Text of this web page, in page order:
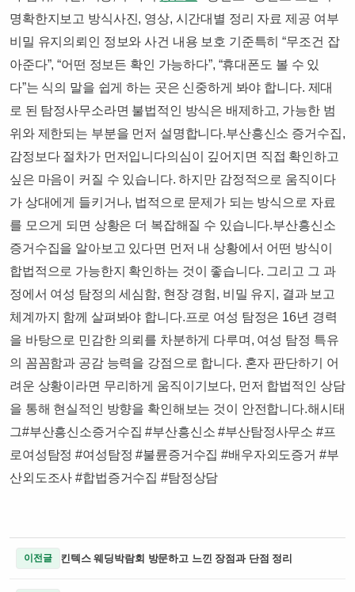
명확한지보고 방식사진, 영상, 시간대별 정리 자료 제공 여부
비밀 유지의뢰인 정보와 사건 내용 보호 기준특히 “무조건 잡
아준다”, “어떤 정보든 확인 가능하다”, “휴대폰도 볼 수 있
다”는 식의 말을 쉽게 하는 곳은 신중하게 봐야 합니다. 제대
로 된 탐정사무소라면 불법적인 방식은 배제하고, 가능한 범
위와 제한되는 부분을 먼저 설명합니다.​부산흥신소 증거수집,
감정보다 절차가 먼저입니다의심이 깊어지면 직접 확인하고
싶은 마음이 커질 수 있습니다. 하지만 감정적으로 움직이다
가 상대에게 들키거나, 법적으로 문제가 되는 방식으로 자료
를 모으게 되면 상황은 더 복잡해질 수 있습니다.부산흥신소
증거수집을 알아보고 있다면 먼저 내 상황에서 어떤 방식이
합법적으로 가능한지 확인하는 것이 좋습니다. 그리고 그 과
정에서 여성 탐정의 세심함, 현장 경험, 비밀 유지, 결과 보고
체계까지 함께 살펴봐야 합니다.프로 여성 탐정은 16년 경력
을 바탕으로 민감한 의뢰를 차분하게 다루며, 여성 탐정 특유
의 꼼꼼함과 공감 능력을 강점으로 합니다. 혼자 판단하기 어
려운 상황이라면 무리하게 움직이기보다, 먼저 합법적인 상담
을 통해 현실적인 방향을 확인해보는 것이 안전합니다.​해시태
그#부산흥신소증거수집 #부산흥신소 #부산탐정사무소 #프
로여성탐정 #여성탐정 #불륜증거수집 #배우자외도증거 #부
산외도조사 #합법증거수집 #탐정상담
이전글 킨텍스 웨딩박람회 방문하고 느낀 장점과 단점 정리